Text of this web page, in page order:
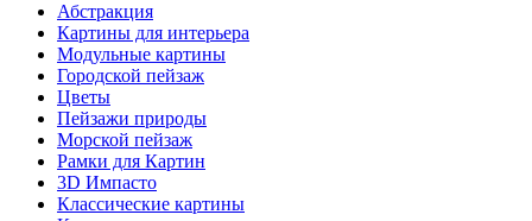
Абстракция
Картины для интерьера
Модульные картины
Городской пейзаж
Цветы
Пейзажи природы
Морской пейзаж
Рамки для Картин
3D Импасто
Классические картины